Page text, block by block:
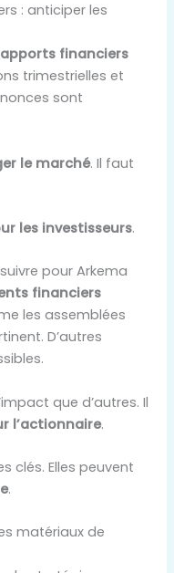
: anticiper les
financiers
trimestrielles et
sont
le marché. Il faut
les investisseurs.
pour Arkema
financiers
les assemblées
D’autres
que d’autres. Il
l’actionnaire.
clés. Elles peuvent
.
matériaux de